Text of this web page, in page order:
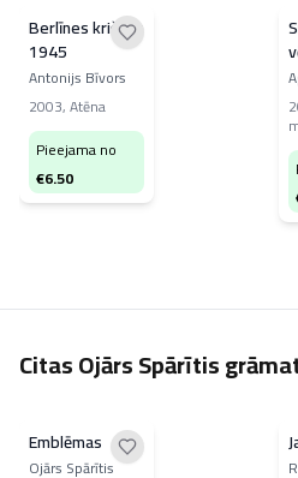
Berlīnes krišana
1945
Antonijs Bīvors
2003,Atēna
Pieejama no
€6.50
Citas Ojārs Spārītis
Emblēmas
Ojārs Spārītis